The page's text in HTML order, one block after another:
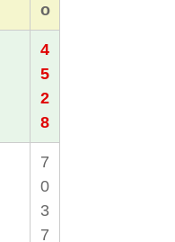
o
4
5
2
8
7
0
3
7